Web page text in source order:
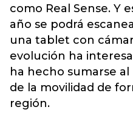
como Real Sense. Y
año se podrá
una tablet con
evolución ha
ha hecho sumarse
de la movilidad de
región.